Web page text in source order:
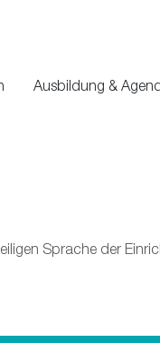
Ausbildung &
Sprache der